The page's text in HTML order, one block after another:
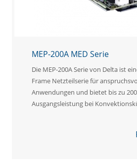
MEP-200A MED Serie
Die MEP-200A Serie von Delta ist
Frame Netzteilserie für
Anwendungen und bietet bis zu
Ausgangsleistung bei